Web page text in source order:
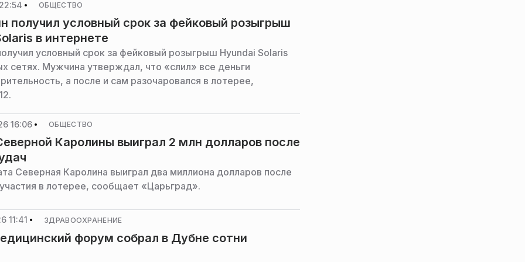
ОБЩЕСТВО
получил условный срок за фейковый розыгрыш
в интернете
условный срок за фейковый розыгрыш Hyundai Solaris
сетях. Мужчина утверждал, что «слил» все деньги
а после и сам разочаровался в лотерее,
16:06 ОБЩЕСТВО
Каролины выиграл 2 млн долларов после
Северная Каролина выиграл два миллиона долларов после
в лотерее, сообщает «Царьград».
11:41 ЗДРАВООХРАНЕНИЕ
форум собрал в Дубне сотни